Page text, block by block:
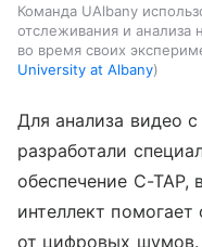
Команда UAlbany
отслеживания и анализа
во время своих
University at Albany
Для анализа видео
разработали
обеспечение C-TAP,
интеллект помогает
от цифровых шумов.